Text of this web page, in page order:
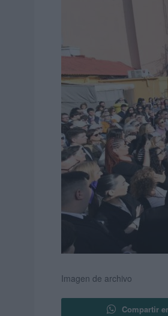
Imagen de archivo
Compartir